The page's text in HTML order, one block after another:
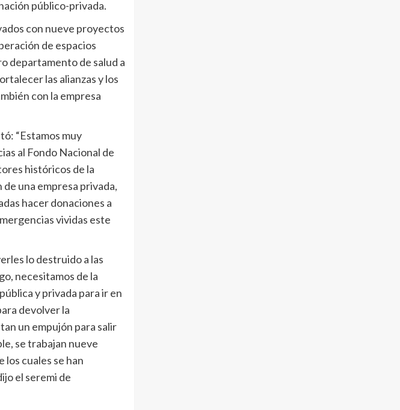
público-privada.
con nueve proyectos
de espacios
departamento de salud a
las alianzas y los
con la empresa
“Estamos muy
al Fondo Nacional de
históricos de la
una empresa privada,
hacer donaciones a
vividas este
lo destruido a las
necesitamos de la
y privada para ir en
devolver la
un empujón para salir
se trabajan nueve
cuales se han
el seremi de